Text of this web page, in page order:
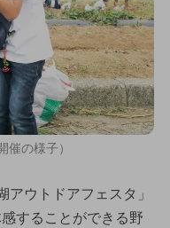
催の様子）
ウトドアフェスタ」
することができる野